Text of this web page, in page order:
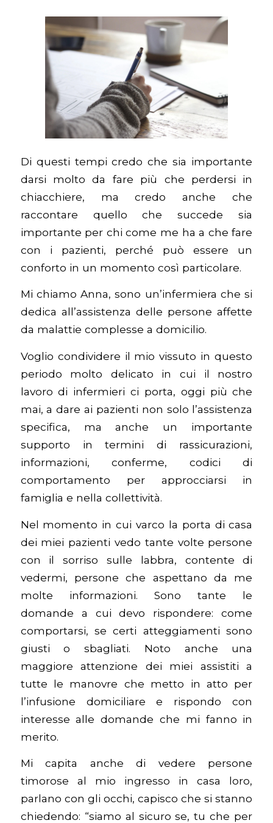
Di questi tempi credo che sia importante
darsi molto da fare più che perdersi in
chiacchiere, ma credo anche che
raccontare quello che succede sia
importante per chi come me ha a che fare
con i pazienti, perché può essere un
conforto in un momento così particolare.
Mi chiamo Anna, sono un’infermiera che si
dedica all’assistenza delle persone affette
da malattie complesse a domicilio.
Voglio condividere il mio vissuto in questo
periodo molto delicato in cui il nostro
lavoro di infermieri ci porta, oggi più che
mai, a dare ai pazienti non solo l’assistenza
specifica, ma anche un importante
supporto in termini di rassicurazioni,
informazioni, conferme, codici di
comportamento per approcciarsi in
famiglia e nella collettività.
Nel momento in cui varco la porta di casa
dei miei pazienti vedo tante volte persone
con il sorriso sulle labbra, contente di
vedermi, persone che aspettano da me
molte informazioni. Sono tante le
domande a cui devo rispondere: come
comportarsi, se certi atteggiamenti sono
giusti o sbagliati. Noto anche una
maggiore attenzione dei miei assistiti a
tutte le manovre che metto in atto per
l’infusione domiciliare e rispondo con
interesse alle domande che mi fanno in
merito.
Mi capita anche di vedere persone
timorose al mio ingresso in casa loro,
parlano con gli occhi, capisco che si stanno
chiedendo: “siamo al sicuro se, tu che per